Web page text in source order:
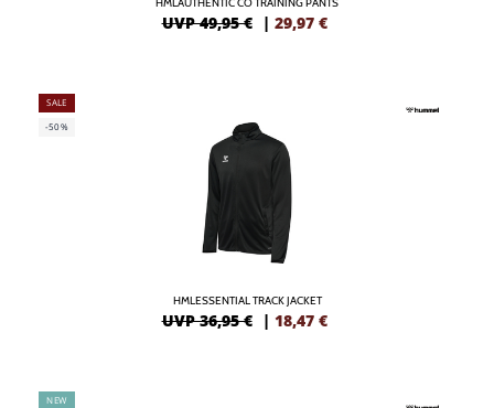
UVP 49,95 € | 29,97 €
SALE
-50%
HMLESSENTIAL TRACK JACKET
UVP 36,95 € | 18,47 €
NEW